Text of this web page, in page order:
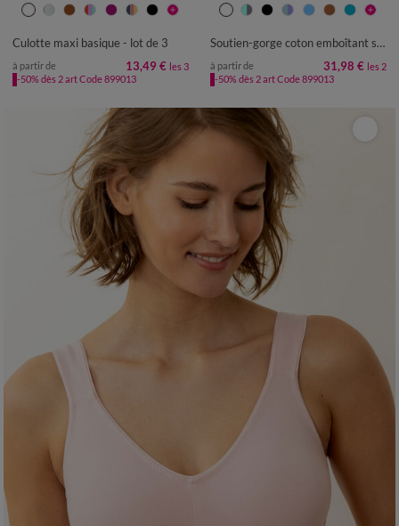
38/40 42/44 46/48
50/52
Culotte maxi basique - lot de 3
à partir de 13,49 € les 3
-50% dès 2 art Code 899013
Soutien-gorge coton emboîtant sans armatures - lot de 2
à partir de 31,98 € les 2
-50% dès 2 art Code 899013